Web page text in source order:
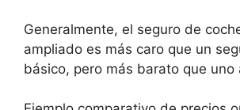
Generalmente, el seguro de
ampliado es más caro que un
básico, pero más barato que uno